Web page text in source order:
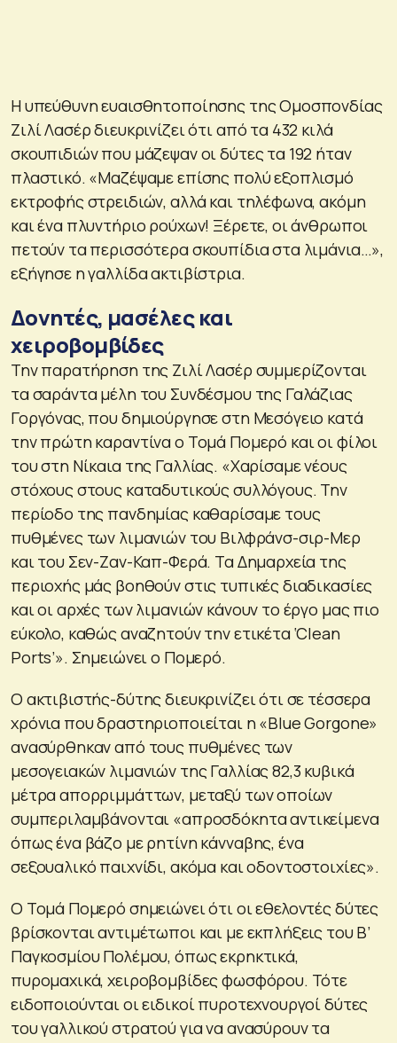
Η υπεύθυνη ευαισθητοποίησης της Ομοσπονδίας
Ζιλί Λασέρ διευκρινίζει ότι από τα 432 κιλά
σκουπιδιών που μάζεψαν οι δύτες τα 192 ήταν
πλαστικό. «Μαζέψαμε επίσης πολύ εξοπλισμό
εκτροφής στρειδιών, αλλά και τηλέφωνα, ακόμη
και ένα πλυντήριο ρούχων! Ξέρετε, οι άνθρωποι
πετούν τα περισσότερα σκουπίδια στα λιμάνια…»,
εξήγησε η γαλλίδα ακτιβίστρια.
Δονητές, μασέλες και
χειροβομβίδες
Την παρατήρηση της Ζιλί Λασέρ συμμερίζονται
τα σαράντα μέλη του Συνδέσμου της Γαλάζιας
Γοργόνας, που δημιούργησε στη Μεσόγειο κατά
την πρώτη καραντίνα ο Τομά Πομερό και οι φίλοι
του στη Νίκαια της Γαλλίας. «Χαρίσαμε νέους
στόχους στους καταδυτικούς συλλόγους. Την
περίοδο της πανδημίας καθαρίσαμε τους
πυθμένες των λιμανιών του Βιλφράνσ-σιρ-Μερ
και του Σεν-Ζαν-Καπ-Φερά. Τα Δημαρχεία της
περιοχής μάς βοηθούν στις τυπικές διαδικασίες
και οι αρχές των λιμανιών κάνουν το έργο μας πιο
εύκολο, καθώς αναζητούν την ετικέτα ‘Clean
Ports’». Σημειώνει ο Πομερό.
Ο ακτιβιστής-δύτης διευκρινίζει ότι σε τέσσερα
χρόνια που δραστηριοποιείται η «Blue Gorgone»
ανασύρθηκαν από τους πυθμένες των
μεσογειακών λιμανιών της Γαλλίας 82,3 κυβικά
μέτρα απορριμμάττων, μεταξύ των οποίων
συμπεριλαμβάνονται «απροσδόκητα αντικείμενα
όπως ένα βάζο με ρητίνη κάνναβης, ένα
σεξουαλικό παιχνίδι, ακόμα και οδοντοστοιχίες».
Ο Τομά Πομερό σημειώνει ότι οι εθελοντές δύτες
βρίσκονται αντιμέτωποι και με εκπλήξεις του Β’
Παγκοσμίου Πολέμου, όπως εκρηκτικά,
πυρομαχικά, χειροβομβίδες φωσφόρου. Τότε
ειδοποιούνται οι ειδικοί πυροτεχνουργοί δύτες
του γαλλικού στρατού για να ανασύρουν τα